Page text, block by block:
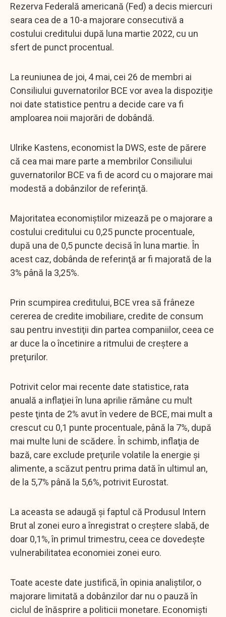
Rezerva Federală americană (Fed) a decis miercuri
seara cea de a 10-a majorare consecutivă a
costului creditului după luna martie 2022, cu un
sfert de punct procentual.
La reuniunea de joi, 4 mai, cei 26 de membri ai
Consiliului guvernatorilor BCE vor avea la dispoziţie
noi date statistice pentru a decide care va fi
amploarea noii majorări de dobândă.
Ulrike Kastens, economist la DWS, este de părere
că cea mai mare parte a membrilor Consiliului
guvernatorilor BCE va fi de acord cu o majorare mai
modestă a dobânzilor de referinţă.
Majoritatea economiştilor mizează pe o majorare a
costului creditului cu 0,25 puncte procentuale,
după una de 0,5 puncte decisă în luna martie. În
acest caz, dobânda de referinţă ar fi majorată de la
3% până la 3,25%.
Prin scumpirea creditului, BCE vrea să frâneze
cererea de credite imobiliare, credite de consum
sau pentru investiţii din partea companiilor, ceea ce
ar duce la o încetinire a ritmului de creştere a
preţurilor.
Potrivit celor mai recente date statistice, rata
anuală a inflaţiei în luna aprilie rămâne cu mult
peste ţinta de 2% avut în vedere de BCE, mai mult a
crescut cu 0,1 punte procentuale, până la 7%, după
mai multe luni de scădere. În schimb, inflaţia de
bază, care exclude preţurile volatile la energie şi
alimente, a scăzut pentru prima dată în ultimul an,
de la 5,7% până la 5,6%, potrivit Eurostat.
La aceasta se adaugă şi faptul că Produsul Intern
Brut al zonei euro a înregistrat o creştere slabă, de
doar 0,1%, în primul trimestru, ceea ce dovedeşte
vulnerabilitatea economiei zonei euro.
Toate aceste date justifică, în opinia analiştilor, o
majorare limitată a dobânzilor dar nu o pauză în
ciclul de înăsprire a politicii monetare. Economişti